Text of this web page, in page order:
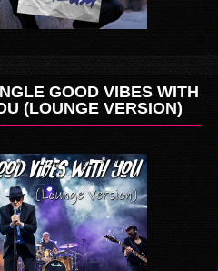
GOOD VIBES WITH
(LOUNGE VERSION)